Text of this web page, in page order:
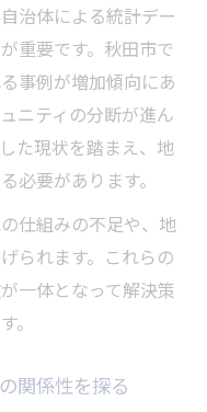
近隣とのつながり
に果たす役割を
減らすための知
を防ぐ支援策と
ネットワークの作
動を活性化する
治体による統計デー
重要です。秋田市で
事例が増加傾向にあ
ニティの分断が進ん
た現状を踏まえ、地
必要があります。
仕組みの不足や、地
られます。これらの
一体となって解決策
。
関係性を探る